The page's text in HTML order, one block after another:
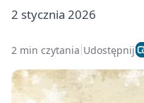
2 stycznia 2026
2 min czytania Udostępnij